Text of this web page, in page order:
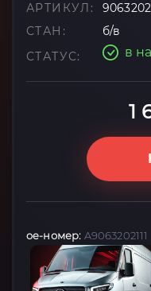
АРТИКУЛ:
СТАН:
б/в
СТАТУС:
в
1
oe-номер: A9063202111